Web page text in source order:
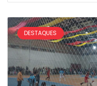
DESTAQUES